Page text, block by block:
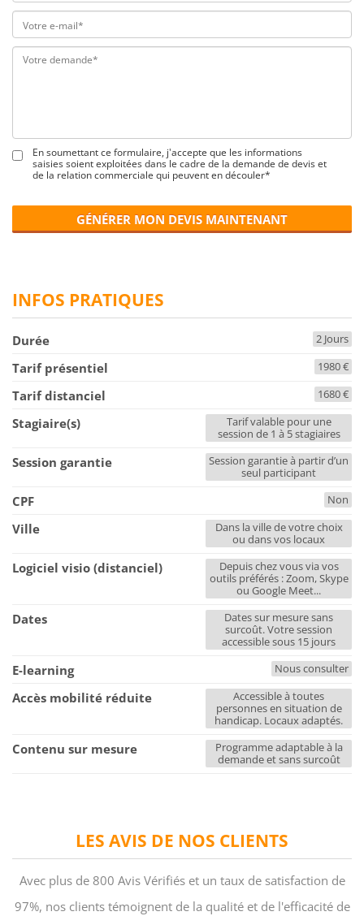
LES AVIS DE NOS CLIENTS
Avec plus de 800 Avis Vérifiés et un taux de satisfaction de
97%, nos clients témoignent de la qualité et de l'efficacité de
En soumettant ce formulaire, j'accepte que les informations
saisies soient exploitées dans le cadre de la demande de devis et
de la relation commerciale qui peuvent en découler*
GÉNÉRER MON DEVIS MAINTENANT
INFOS PRATIQUES
Durée 2 Jours
Tarif présentiel 1980 €
Tarif distanciel 1680 €
Stagiaire(s)
Tarif valable pour une
session de 1 à 5 stagiaires
Session garantie
Session garantie à partir d’un
seul participant
CPF Non
Ville
Dans la ville de votre choix
ou dans vos locaux
Logiciel visio (distanciel)
Depuis chez vous via vos
outils préférés : Zoom, Skype
ou Google Meet...
Dates
Dates sur mesure sans
surcoût. Votre session
accessible sous 15 jours
E-learning Nous consulter
Accès mobilité réduite
Accessible à toutes
personnes en situation de
handicap. Locaux adaptés.
Contenu sur mesure
Programme adaptable à la
demande et sans surcoût